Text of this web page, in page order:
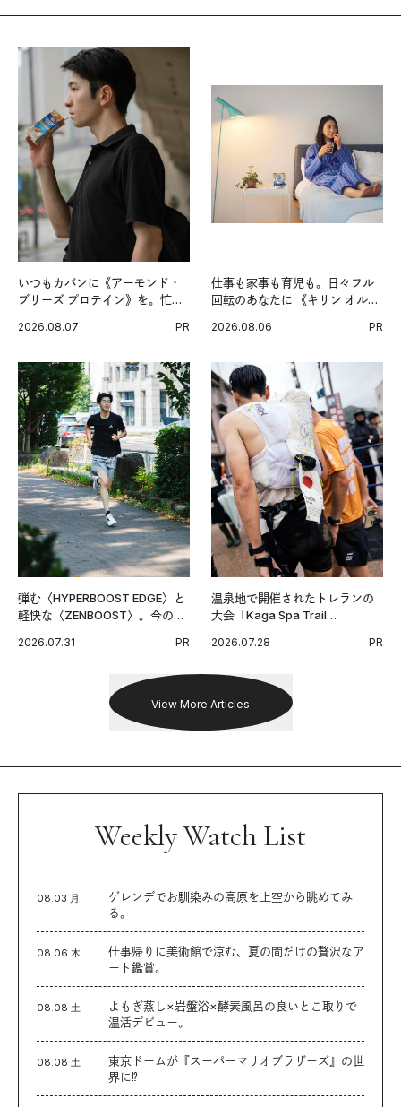
いつもカバンに《アーモンド・
ブリーズ プロテイン》を。忙し
グ習慣。
2026.08.07 PR
仕事も家事も育児も。日々フル
回転のあなたに 《キリン オルニ
2026.08.06 PR
弾む〈HYPERBOOST EDGE〉と
軽快な〈ZENBOOST〉。今の時
出した新機軸。
2026.07.31 PR
温泉地で開催されたトレランの
大会「Kaga Spa Trail
戦を夢見るランナーたちの奮闘
2026.07.28 PR
View More Articles
Weekly Watch List
08.03 月
ゲレンデでお馴染みの高原を上空から眺めてみ
る。
08.06 木
仕事帰りに美術館で涼む、夏の間だけの贅沢なア
ート鑑賞。
08.08 土
よもぎ蒸し×岩盤浴×酵素風呂の良いとこ取りで
温活デビュー。
08.08 土
東京ドームが『スーパーマリオブラザーズ』の世
界に⁉︎